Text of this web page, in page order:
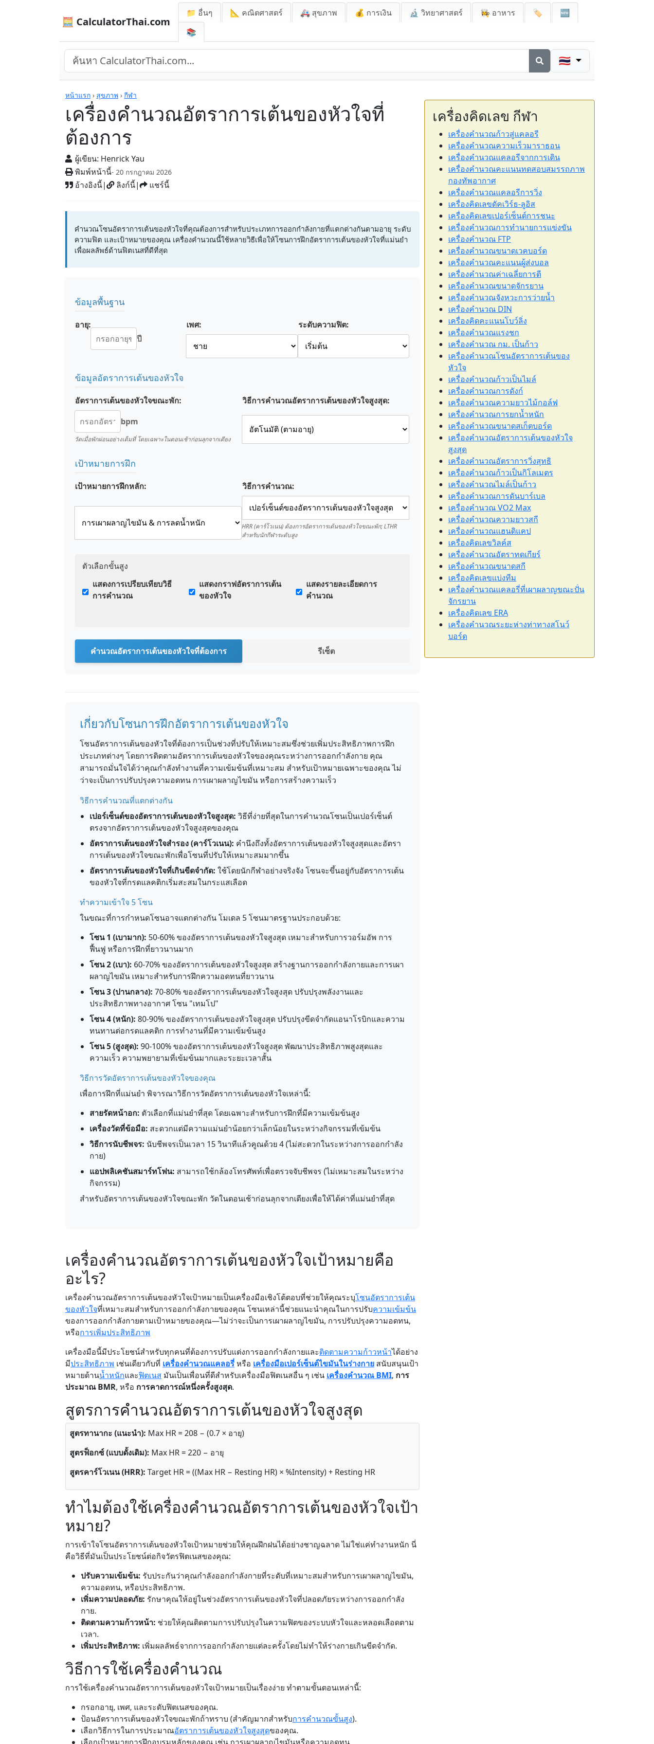
🧮 CalculatorThai.com
📁 อื่นๆ 📐 คณิตศาสตร์ 🚑 สุขภาพ 💰 การเงิน 🔬 วิทยาศาสตร์ 👩‍🍳 อาหาร 🏷️
🆕
📚
🇹🇭
หน้าแรก › สุขภาพ › กีฬา
เครื่องคำนวณอัตราการเต้นของหัวใจที่
ต้องการ
ผู้เขียน: Henrick Yau
พิมพ์หน้านี้- 20 กรกฎาคม 2026
อ้างอิงนี้| ลิงก์นี้| แชร์นี้
เครื่องคิดเลข
คำนวณโซนอัตราการเต้นของหัวใจที่คุณต้องการสำหรับประเภทการออกกำลังกายที่แตกต่างกันตามอายุ ระดับ
ความฟิต และเป้าหมายของคุณ เครื่องคำนวณนี้ใช้หลายวิธีเพื่อให้โซนการฝึกอัตราการเต้นของหัวใจที่แม่นยำ
เพื่อผลลัพธ์ด้านฟิตเนสที่ดีที่สุด
ข้อมูลพื้นฐาน
อายุ:
ปี
เพศ: ระดับความฟิต:
ข้อมูลอัตราการเต้นของหัวใจ
อัตราการเต้นของหัวใจขณะพัก:
bpm
วัดเมื่อพักผ่อนอย่างเต็มที่ โดยเฉพาะในตอนเช้าก่อนลุกจากเตียง
วิธีการคำนวณอัตราการเต้นของหัวใจสูงสุด:
เป้าหมายการฝึก
เป้าหมายการฝึกหลัก: วิธีการคำนวณ:
HRR (คาร์โวเนน) ต้องการอัตราการเต้นของหัวใจขณะพัก; LTHR
สำหรับนักกีฬาระดับสูง
ตัวเลือกขั้นสูง
แสดงการเปรียบเทียบวิธี
การคำนวณ
แสดงกราฟอัตราการเต้น
ของหัวใจ
แสดงรายละเอียดการ
คำนวณ
คำนวณอัตราการเต้นของหัวใจที่ต้องการ รีเซ็ต
เกี่ยวกับโซนการฝึกอัตราการเต้นของหัวใจ
โซนอัตราการเต้นของหัวใจที่ต้องการเป็นช่วงที่ปรับให้เหมาะสมซึ่งช่วยเพิ่มประสิทธิภาพการฝึก
ประเภทต่างๆ โดยการติดตามอัตราการเต้นของหัวใจของคุณระหว่างการออกกำลังกาย คุณ
สามารถมั่นใจได้ว่าคุณกำลังทำงานที่ความเข้มข้นที่เหมาะสม สำหรับเป้าหมายเฉพาะของคุณ ไม่
ว่าจะเป็นการปรับปรุงความอดทน การเผาผลาญไขมัน หรือการสร้างความเร็ว
วิธีการคำนวณที่แตกต่างกัน
เปอร์เซ็นต์ของอัตราการเต้นของหัวใจสูงสุด: วิธีที่ง่ายที่สุดในการคำนวณโซนเป็นเปอร์เซ็นต์
ตรงจากอัตราการเต้นของหัวใจสูงสุดของคุณ
อัตราการเต้นของหัวใจสำรอง (คาร์โวเนน): คำนึงถึงทั้งอัตราการเต้นของหัวใจสูงสุดและอัตรา
การเต้นของหัวใจขณะพักเพื่อโซนที่ปรับให้เหมาะสมมากขึ้น
อัตราการเต้นของหัวใจที่เกินขีดจำกัด: ใช้โดยนักกีฬาอย่างจริงจัง โซนจะขึ้นอยู่กับอัตราการเต้น
ของหัวใจที่กรดแลคติกเริ่มสะสมในกระแสเลือด
ทำความเข้าใจ 5 โซน
ในขณะที่การกำหนดโซนอาจแตกต่างกัน โมเดล 5 โซนมาตรฐานประกอบด้วย:
โซน 1 (เบามาก): 50-60% ของอัตราการเต้นของหัวใจสูงสุด เหมาะสำหรับการวอร์มอัพ การ
ฟื้นฟู หรือการฝึกที่ยาวนานมาก
โซน 2 (เบา): 60-70% ของอัตราการเต้นของหัวใจสูงสุด สร้างฐานการออกกำลังกายและการเผา
ผลาญไขมัน เหมาะสำหรับการฝึกความอดทนที่ยาวนาน
โซน 3 (ปานกลาง): 70-80% ของอัตราการเต้นของหัวใจสูงสุด ปรับปรุงพลังงานและ
ประสิทธิภาพทางอากาศ โซน "เทมโป"
โซน 4 (หนัก): 80-90% ของอัตราการเต้นของหัวใจสูงสุด ปรับปรุงขีดจำกัดแอนาโรบิกและความ
ทนทานต่อกรดแลคติก การทำงานที่มีความเข้มข้นสูง
โซน 5 (สูงสุด): 90-100% ของอัตราการเต้นของหัวใจสูงสุด พัฒนาประสิทธิภาพสูงสุดและ
ความเร็ว ความพยายามที่เข้มข้นมากและระยะเวลาสั้น
วิธีการวัดอัตราการเต้นของหัวใจของคุณ
เพื่อการฝึกที่แม่นยำ พิจารณาวิธีการวัดอัตราการเต้นของหัวใจเหล่านี้:
สายรัดหน้าอก: ตัวเลือกที่แม่นยำที่สุด โดยเฉพาะสำหรับการฝึกที่มีความเข้มข้นสูง
เครื่องวัดที่ข้อมือ: สะดวกแต่มีความแม่นยำน้อยกว่าเล็กน้อยในระหว่างกิจกรรมที่เข้มข้น
วิธีการนับชีพจร: นับชีพจรเป็นเวลา 15 วินาทีแล้วคูณด้วย 4 (ไม่สะดวกในระหว่างการออกกำลัง
กาย)
แอปพลิเคชันสมาร์ทโฟน: สามารถใช้กล้องโทรศัพท์เพื่อตรวจจับชีพจร (ไม่เหมาะสมในระหว่าง
กิจกรรม)
สำหรับอัตราการเต้นของหัวใจขณะพัก วัดในตอนเช้าก่อนลุกจากเตียงเพื่อให้ได้ค่าที่แม่นยำที่สุด
เครื่องคำนวณอัตราการเต้นของหัวใจเป้าหมายคือ
อะไร?
เครื่องคำนวณอัตราการเต้นของหัวใจเป้าหมายเป็นเครื่องมือเชิงโต้ตอบที่ช่วยให้คุณระบุโซนอัตราการเต้น
ของหัวใจที่เหมาะสมสำหรับการออกกำลังกายของคุณ โซนเหล่านี้ช่วยแนะนำคุณในการปรับความเข้มข้น
ของการออกกำลังกายตามเป้าหมายของคุณ—ไม่ว่าจะเป็นการเผาผลาญไขมัน, การปรับปรุงความอดทน,
หรือการเพิ่มประสิทธิภาพ
เครื่องมือนี้มีประโยชน์สำหรับทุกคนที่ต้องการปรับแต่งการออกกำลังกายและติดตามความก้าวหน้าได้อย่าง
มีประสิทธิภาพ เช่นเดียวกับที่ เครื่องคำนวณแคลอรี่หรือ เครื่องมือเปอร์เซ็นต์ไขมันในร่างกาย สนับสนุนเป้า
หมายด้านน้ำหนักและฟิตเนส มันเป็นเพื่อนที่ดีสำหรับเครื่องมือฟิตเนสอื่น ๆ เช่น เครื่องคำนวณ BMI, การ
ประมาณ BMR, หรือ การคาดการณ์หนึ่งครั้งสูงสุด.
สูตรการคำนวณอัตราการเต้นของหัวใจสูงสุด
สูตรทานากะ (แนะนำ): Max HR = 208 − (0.7 × อายุ)
สูตรฟ็อกซ์ (แบบดั้งเดิม): Max HR = 220 − อายุ
สูตรคาร์โวเนน (HRR): Target HR = ((Max HR − Resting HR) × %Intensity) + Resting HR
ทำไมต้องใช้เครื่องคำนวณอัตราการเต้นของหัวใจเป้า
หมาย?
การเข้าใจโซนอัตราการเต้นของหัวใจเป้าหมายช่วยให้คุณฝึกฝนได้อย่างชาญฉลาด ไม่ใช่แค่ทำงานหนัก นี่
คือวิธีที่มันเป็นประโยชน์ต่อกิจวัตรฟิตเนสของคุณ:
ปรับความเข้มข้น: รับประกันว่าคุณกำลังออกกำลังกายที่ระดับที่เหมาะสมสำหรับการเผาผลาญไขมัน,
ความอดทน, หรือประสิทธิภาพ.
เพิ่มความปลอดภัย: รักษาคุณให้อยู่ในช่วงอัตราการเต้นของหัวใจที่ปลอดภัยระหว่างการออกกำลัง
กาย.
ติดตามความก้าวหน้า: ช่วยให้คุณติดตามการปรับปรุงในความฟิตของระบบหัวใจและหลอดเลือดตาม
เวลา.
เพิ่มประสิทธิภาพ: เพิ่มผลลัพธ์จากการออกกำลังกายแต่ละครั้งโดยไม่ทำให้ร่างกายเกินขีดจำกัด.
วิธีการใช้เครื่องคำนวณ
การใช้เครื่องคำนวณอัตราการเต้นของหัวใจเป้าหมายเป็นเรื่องง่าย ทำตามขั้นตอนเหล่านี้:
กรอกอายุ, เพศ, และระดับฟิตเนสของคุณ.
ป้อนอัตราการเต้นของหัวใจขณะพักถ้าทราบ (สำคัญมากสำหรับการคำนวณขั้นสูง).
เลือกวิธีการในการประมาณอัตราการเต้นของหัวใจสูงสุดของคุณ.
เครื่องคิดเลข กีฬา
เครื่องคำนวณก้าวสู่แคลอรี
เครื่องคำนวณความเร็วมาราธอน
เครื่องคำนวณแคลอรีจากการเดิน
เครื่องคำนวณคะแนนทดสอบสมรรถภาพ
กองทัพอากาศ
เครื่องคำนวณแคลอรีการวิ่ง
เครื่องคิดเลขดัคเวิร์ธ-ลูอิส
เครื่องคิดเลขเปอร์เซ็นต์การชนะ
เครื่องคำนวณการทำนายการแข่งขัน
เครื่องคำนวณ FTP
เครื่องคำนวณขนาดเวคบอร์ด
เครื่องคำนวณคะแนนผู้ส่งบอล
เครื่องคำนวณค่าเฉลี่ยการตี
เครื่องคำนวณขนาดจักรยาน
เครื่องคำนวณจังหวะการว่ายน้ำ
เครื่องคำนวณ DIN
เครื่องคิดคะแนนโบว์ลิ่ง
เครื่องคำนวณแรงชก
เครื่องคำนวณ กม. เป็นก้าว
เครื่องคำนวณโซนอัตราการเต้นของ
หัวใจ
เครื่องคำนวณก้าวเป็นไมล์
เครื่องคำนวณการดังก์
เครื่องคำนวณความยาวไม้กอล์ฟ
เครื่องคำนวณการยกน้ำหนัก
เครื่องคำนวณขนาดสเก็ตบอร์ด
เครื่องคำนวณอัตราการเต้นของหัวใจ
สูงสุด
เครื่องคำนวณอัตราการวิ่งสุทธิ
เครื่องคำนวณก้าวเป็นกิโลเมตร
เครื่องคำนวณไมล์เป็นก้าว
เครื่องคำนวณการดันบาร์เบล
เครื่องคำนวณ VO2 Max
เครื่องคำนวณความยาวสกี
เครื่องคำนวณแฮนดิแคป
เครื่องคิดเลขวิลค์ส
เครื่องคำนวณอัตราทดเกียร์
เครื่องคำนวณขนาดสกี
เครื่องคิดเลขแบ่งทีม
เครื่องคำนวณแคลอรี่ที่เผาผลาญขณะปั่น
จักรยาน
เครื่องคิดเลข ERA
เครื่องคำนวณระยะห่างท่าทางสโนว์
บอร์ด